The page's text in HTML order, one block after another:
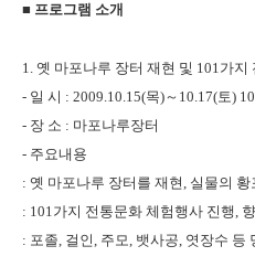
■ 프로그램 소개
1. 옛 마포나루 장터 재현 및 101가
- 일 시 : 2009.10.15(목)～10.17(토)
- 장 소 : 마포나루장터
- 주요내용
: 옛 마포나루 장터를 재현, 실물의 황
: 101가지 전통문화 체험행사 진행,
: 포졸, 걸인, 주모, 뱃사공, 엿장수 등